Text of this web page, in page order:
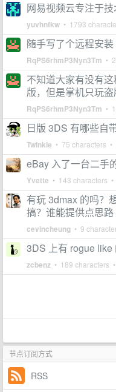
网易视频云专注于
yuvhnfkw • 1793
随手写了个远程安
RqPS6rhmP3Nyn3Tm •
不知道大家有没有
版，但是掌机只玩盗
RqPS6rhmP3Nyn3Tm •
日版 3DS 有哪些自
Twinkle • 75 characters
eBay 入了一台二手
Yvette • 143 characters
有玩 3dmax 的吗？
搞？谁能提供点思路
cevincheung • 9
3DS 上有 rogue like
zcbenz • 189 characters
节点订阅方式
RSS